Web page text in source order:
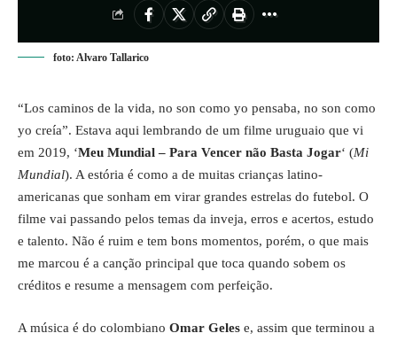
foto: Alvaro Tallarico
“Los caminos de la vida, no son como yo pensaba, no son como
yo creía”. Estava aqui lembrando de um filme uruguaio que vi
em 2019, ‘Meu Mundial – Para Vencer não Basta Jogar‘ (Mi
Mundial). A estória é como a de muitas crianças latino-
americanas que sonham em virar grandes estrelas do futebol. O
filme vai passando pelos temas da inveja, erros e acertos, estudo
e talento. Não é ruim e tem bons momentos, porém, o que mais
me marcou é a canção principal que toca quando sobem os
créditos e resume a mensagem com perfeição.
A música é do colombiano Omar Geles e, assim que terminou a